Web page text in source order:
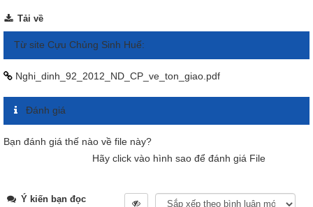
Tải về
Từ site Cựu Chủng Sinh Huế:
Nghi_dinh_92_2012_ND_CP_ve_ton_giao.pdf
Đánh giá
Bạn đánh giá thế nào về file này?
Hãy click vào hình sao để đánh giá File
Ý kiến bạn đọc